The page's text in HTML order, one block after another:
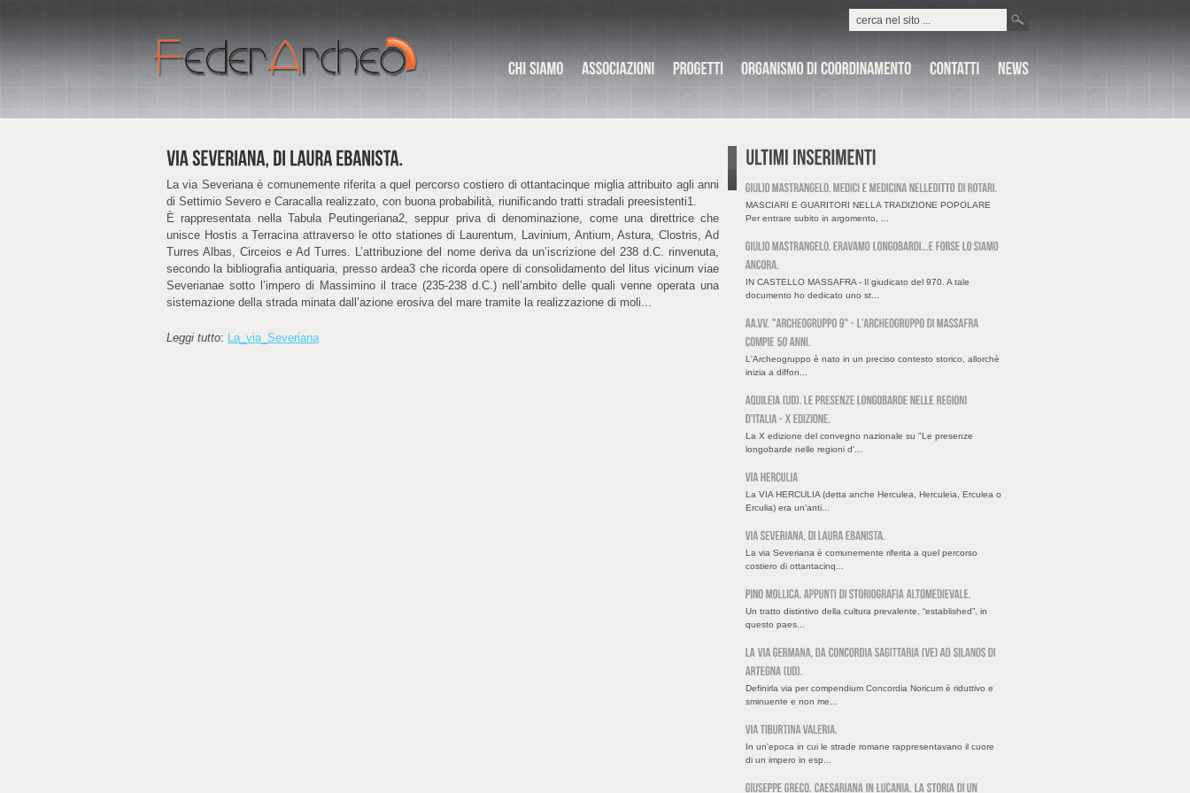
La via Severiana è comunemente riferita a quel percorso costiero di ottantacinque miglia attribuito agli anni
di Settimio Severo e Caracalla realizzato, con buona probabilità, riunificando tratti stradali preesistenti1.
È rappresentata nella Tabula Peutingeriana2, seppur priva di denominazione, come una direttrice che
unisce Hostis a Terracina attraverso le otto stationes di Laurentum, Lavinium, Antium, Astura, Clostris, Ad
Turres Albas, Circeios e Ad Turres. L’attribuzione del nome deriva da un’iscrizione del 238 d.C. rinvenuta,
secondo la bibliografia antiquaria, presso ardea3 che ricorda opere di consolidamento del litus vicinum viae
Severianae sotto l’impero di Massimino il trace (235-238 d.C.) nell’ambito delle quali venne operata una
sistemazione della strada minata dall’azione erosiva del mare tramite la realizzazione di moli...
Leggi tutto: La_via_Severiana
MASCIARI E GUARITORI NELLA TRADIZIONE POPOLARE
Per entrare subito in argomento, ...
IN CASTELLO MASSAFRA - Il giudicato del 970. A tale
documento ho dedicato uno st...
L'Archeogruppo è nato in un preciso contesto storico, allorchè
inizia a diffon...
La X edizione del convegno nazionale su "Le presenze
longobarde nelle regioni d'...
La VIA HERCULIA (detta anche Herculea, Herculeia, Erculea o
Erculia) era un'anti...
La via Severiana è comunemente riferita a quel percorso
costiero di ottantacinq...
Un tratto distintivo della cultura prevalente, “established”, in
questo paes...
Definirla via per compendium Concordia Noricum è riduttivo e
sminuente e non me...
In un'epoca in cui le strade romane rappresentavano il cuore
di un impero in esp...